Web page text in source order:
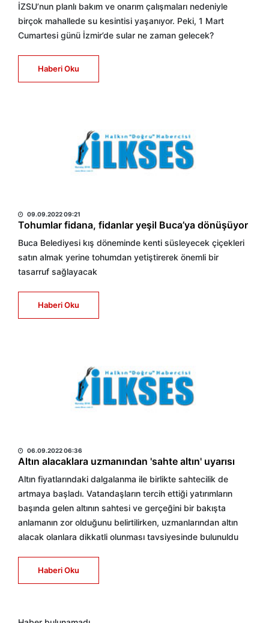
İZSU’nun planlı bakım ve onarım çalışmaları nedeniyle
birçok mahallede su kesintisi yaşanıyor. Peki, 1 Mart
Cumartesi günü İzmir’de sular ne zaman gelecek?
Haberi Oku
09.09.2022 09:21
Tohumlar fidana, fidanlar yeşil Buca’ya dönüşüyor
Buca Belediyesi kış döneminde kenti süsleyecek çiçekleri
satın almak yerine tohumdan yetiştirerek önemli bir
tasarruf sağlayacak
Haberi Oku
06.09.2022 06:36
Altın alacaklara uzmanından 'sahte altın' uyarısı
Altın fiyatlarındaki dalgalanma ile birlikte sahtecilik de
artmaya başladı. Vatandaşların tercih ettiği yatırımların
başında gelen altının sahtesi ve gerçeğini bir bakışta
anlamanın zor olduğunu belirtilirken, uzmanlarından altın
alacak olanlara dikkatli olunması tavsiyesinde bulunuldu
Haberi Oku